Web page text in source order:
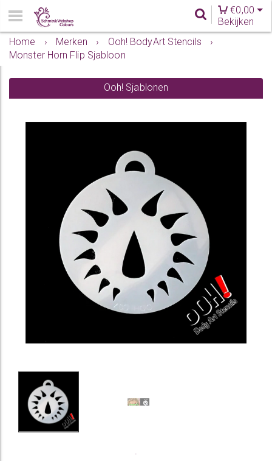
€0,00
Bekijken
Home
› Merken › Ooh! BodyArt Stencils
›
Monster Horn Flip Sjabloon
Ooh! Sjablonen
.